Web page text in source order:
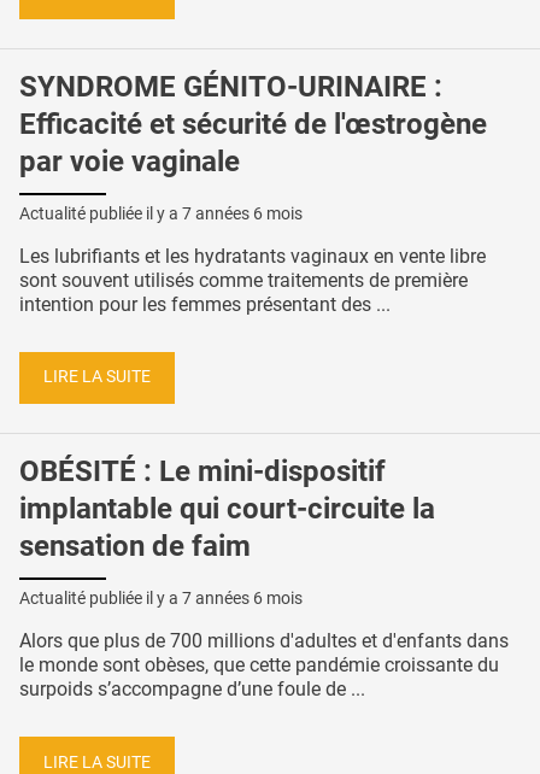
SYNDROME GÉNITO-URINAIRE :
Efficacité et sécurité de l'œstrogène
par voie vaginale
Actualité publiée il y a 7 années 6 mois
Les lubrifiants et les hydratants vaginaux en vente libre
sont souvent utilisés comme traitements de première
intention pour les femmes présentant des ...
LIRE LA SUITE
OBÉSITÉ : Le mini-dispositif
implantable qui court-circuite la
sensation de faim
Actualité publiée il y a 7 années 6 mois
Alors que plus de 700 millions d'adultes et d'enfants dans
le monde sont obèses, que cette pandémie croissante du
surpoids s’accompagne d’une foule de ...
LIRE LA SUITE